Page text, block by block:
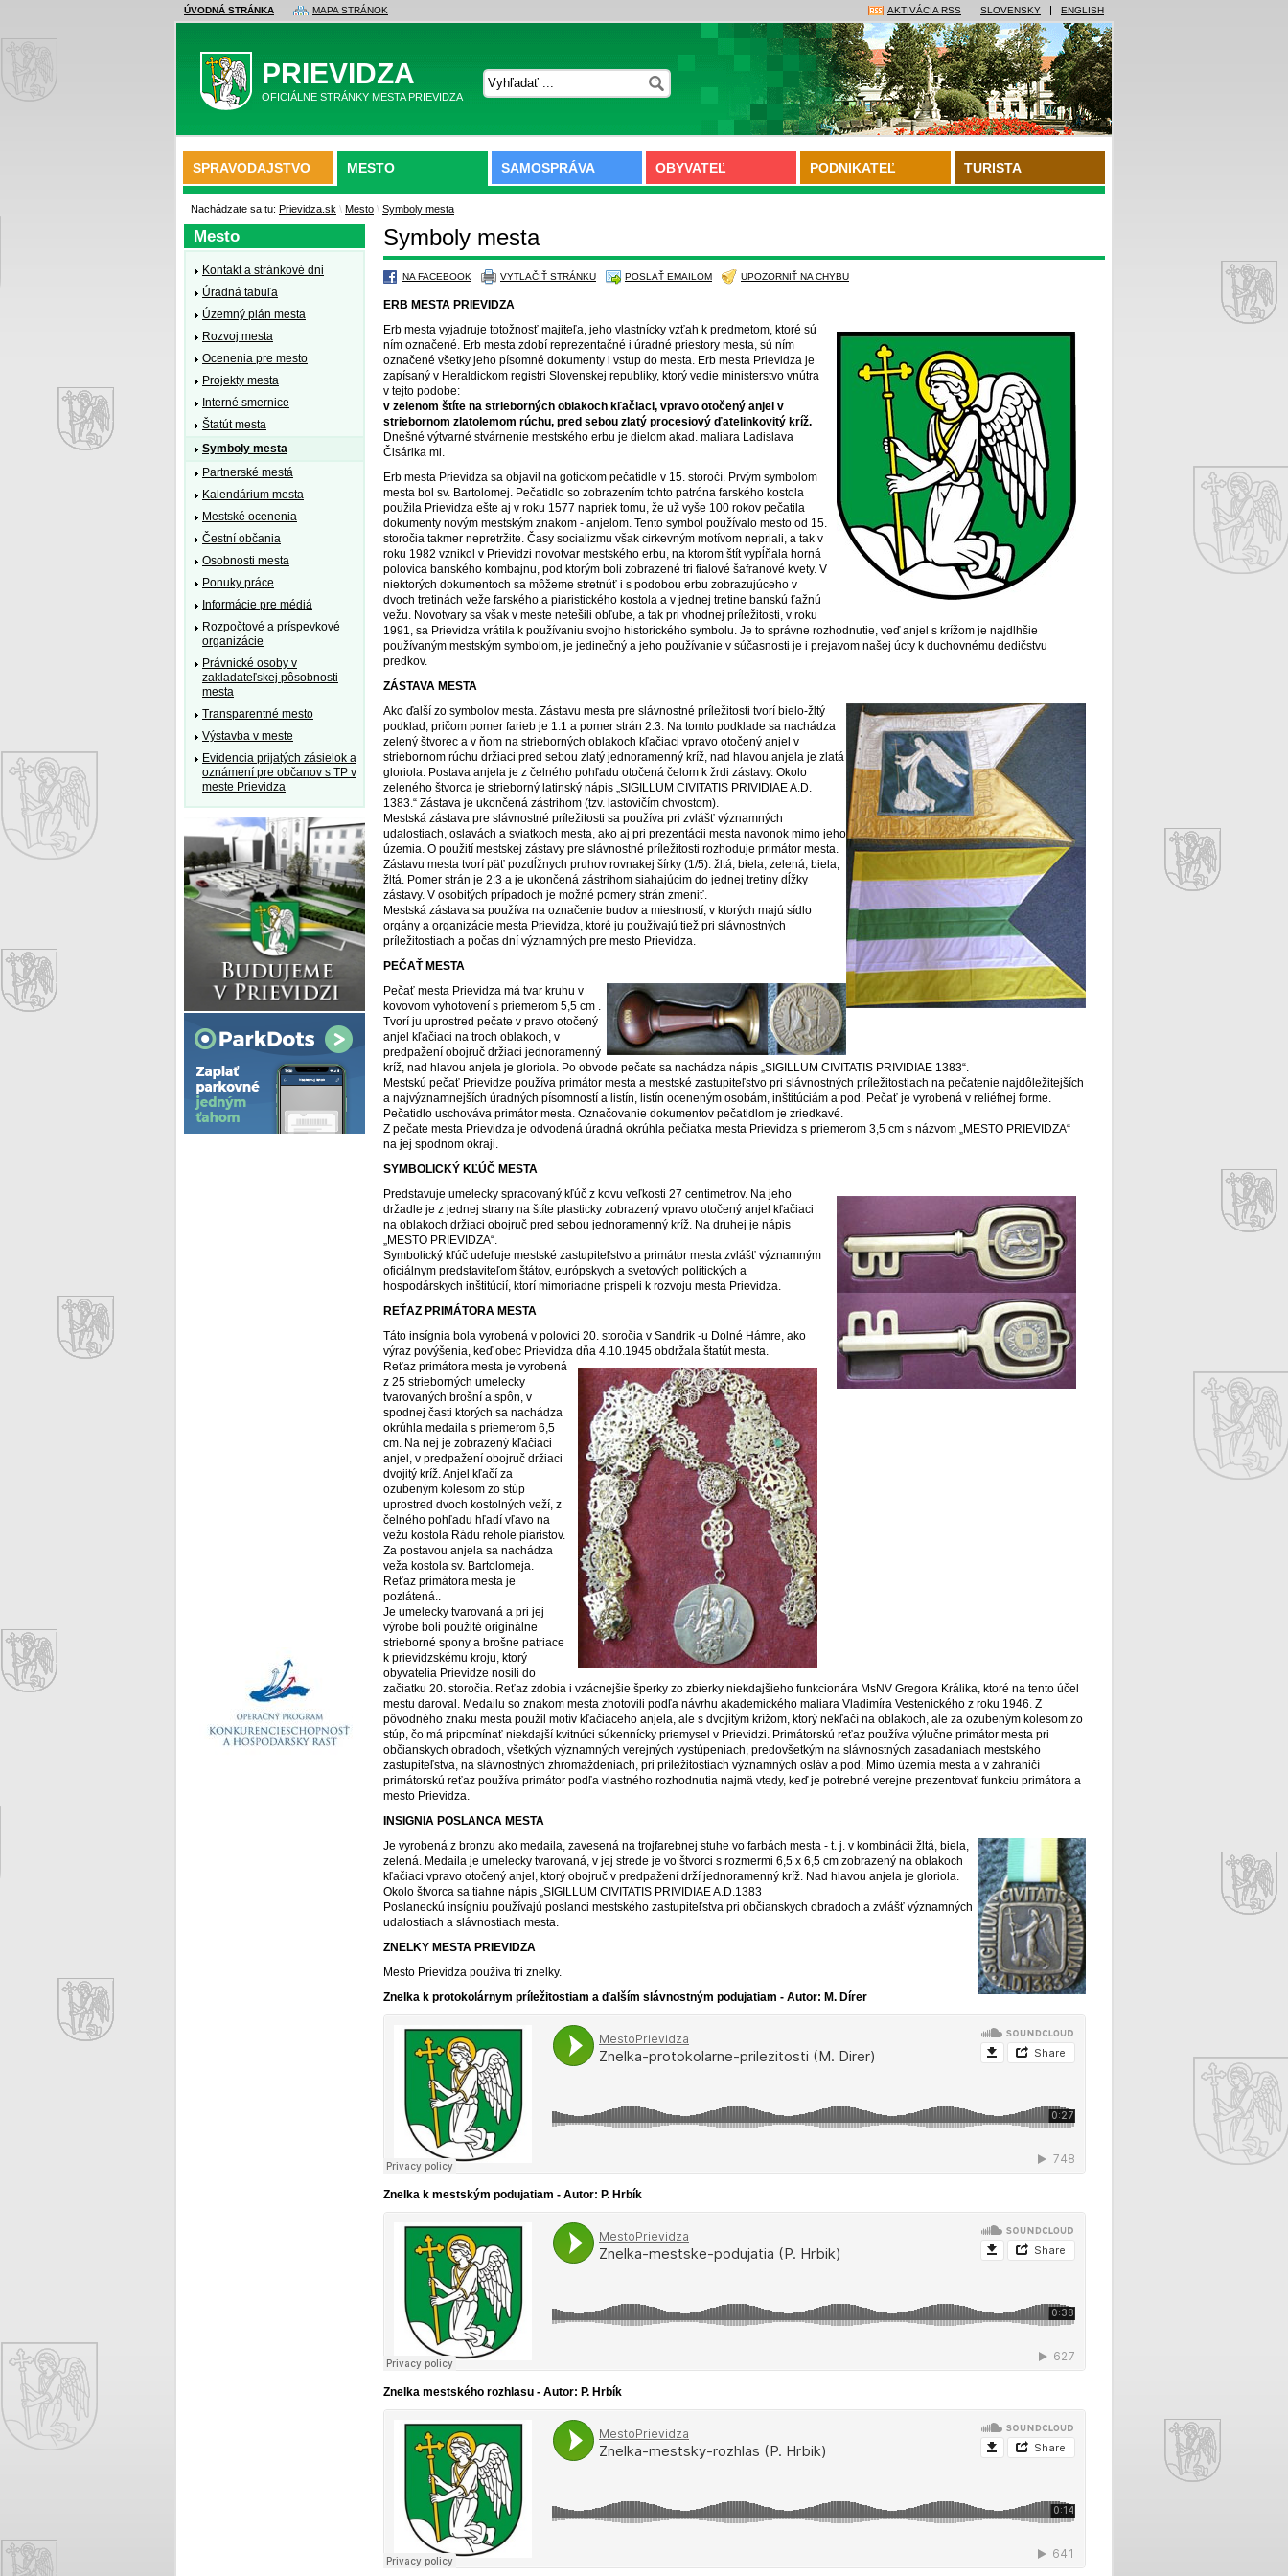
ÚVODNÁ STRÁNKA MAPA STRÁNOK SLOVENSKY ENGLISH
AKTIVÁCIA RSS
PRIEVIDZA
OFICIÁLNE STRÁNKY MESTA PRIEVIDZA
SPRAVODAJSTVO MESTO SAMOSPRÁVA OBYVATEĽ PODNIKATEĽ TURISTA
Nachádzate sa tu: Prievidza.sk \ Mesto \ Symboly mesta
Symboly mesta
NA FACEBOOK VYTLAČIŤ STRÁNKU POSLAŤ EMAILOM UPOZORNIŤ NA CHYBU
ERB MESTA PRIEVIDZA
Erb mesta vyjadruje totožnosť majiteľa, jeho vlastnícky vzťah k predmetom, ktoré sú
ním označené. Erb mesta zdobí reprezentačné i úradné priestory mesta, sú ním
označené všetky jeho písomné dokumenty i vstup do mesta. Erb mesta Prievidza je
zapísaný v Heraldickom registri Slovenskej republiky, ktorý vedie ministerstvo vnútra
v tejto podobe:
v zelenom štíte na strieborných oblakoch kľačiaci, vpravo otočený anjel v
striebornom zlatolemom rúchu, pred sebou zlatý procesiový ďatelinkovitý kríž.
Dnešné výtvarné stvárnenie mestského erbu je dielom akad. maliara Ladislava
Čisárika ml.
Erb mesta Prievidza sa objavil na gotickom pečatidle v 15. storočí. Prvým symbolom
mesta bol sv. Bartolomej. Pečatidlo so zobrazením tohto patróna farského kostola
použila Prievidza ešte aj v roku 1577 napriek tomu, že už vyše 100 rokov pečatila
dokumenty novým mestským znakom - anjelom. Tento symbol používalo mesto od 15.
storočia takmer nepretržite. Časy socializmu však cirkevným motívom nepriali, a tak v
roku 1982 vznikol v Prievidzi novotvar mestského erbu, na ktorom štít vypĺňala horná
polovica banského kombajnu, pod ktorým boli zobrazené tri fialové šafranové kvety. V
niektorých dokumentoch sa môžeme stretnúť i s podobou erbu zobrazujúceho v
dvoch tretinách veže farského a piaristického kostola a v jednej tretine banskú ťažnú
vežu. Novotvary sa však v meste netešili obľube, a tak pri vhodnej príležitosti, v roku
1991, sa Prievidza vrátila k používaniu svojho historického symbolu. Je to správne rozhodnutie, veď anjel s krížom je najdlhšie
používaným mestským symbolom, je jedinečný a jeho používanie v súčasnosti je i prejavom našej úcty k duchovnému dedičstvu
predkov.
ZÁSTAVA MESTA
Ako ďalší zo symbolov mesta. Zástavu mesta pre slávnostné príležitosti tvorí bielo-žltý
podklad, pričom pomer farieb je 1:1 a pomer strán 2:3. Na tomto podklade sa nachádza
zelený štvorec a v ňom na strieborných oblakoch kľačiaci vpravo otočený anjel v
striebornom rúchu držiaci pred sebou zlatý jednoramenný kríž, nad hlavou anjela je zlatá
gloriola. Postava anjela je z čelného pohľadu otočená čelom k žrdi zástavy. Okolo
zeleného štvorca je strieborný latinský nápis „SIGILLUM CIVITATIS PRIVIDIAE A.D.
1383.“ Zástava je ukončená zástrihom (tzv. lastovičím chvostom).
Mestská zástava pre slávnostné príležitosti sa používa pri zvlášť významných
udalostiach, oslavách a sviatkoch mesta, ako aj pri prezentácii mesta navonok mimo jeho
územia. O použití mestskej zástavy pre slávnostné príležitosti rozhoduje primátor mesta.
Zástavu mesta tvorí päť pozdĺžnych pruhov rovnakej šírky (1/5): žltá, biela, zelená, biela,
žltá. Pomer strán je 2:3 a je ukončená zástrihom siahajúcim do jednej tretiny dĺžky
zástavy. V osobitých prípadoch je možné pomery strán zmeniť.
Mestská zástava sa používa na označenie budov a miestností, v ktorých majú sídlo
orgány a organizácie mesta Prievidza, ktoré ju používajú tiež pri slávnostných
príležitostiach a počas dní významných pre mesto Prievidza.
PEČAŤ MESTA
Pečať mesta Prievidza má tvar kruhu v
kovovom vyhotovení s priemerom 5,5 cm .
Tvorí ju uprostred pečate v pravo otočený
anjel kľačiaci na troch oblakoch, v
predpažení obojruč držiaci jednoramenný
kríž, nad hlavou anjela je gloriola. Po obvode pečate sa nachádza nápis „SIGILLUM CIVITATIS PRIVIDIAE 1383“.
Mestskú pečať Prievidze používa primátor mesta a mestské zastupiteľstvo pri slávnostných príležitostiach na pečatenie najdôležitejších
a najvýznamnejších úradných písomností a listín, listín oceneným osobám, inštitúciám a pod. Pečať je vyrobená v reliéfnej forme.
Pečatidlo uschováva primátor mesta. Označovanie dokumentov pečatidlom je zriedkavé.
Z pečate mesta Prievidza je odvodená úradná okrúhla pečiatka mesta Prievidza s priemerom 3,5 cm s názvom „MESTO PRIEVIDZA“
na jej spodnom okraji.
SYMBOLICKÝ KĽÚČ MESTA
Predstavuje umelecky spracovaný kľúč z kovu veľkosti 27 centimetrov. Na jeho
držadle je z jednej strany na štíte plasticky zobrazený vpravo otočený anjel kľačiaci
na oblakoch držiaci obojruč pred sebou jednoramenný kríž. Na druhej je nápis
„MESTO PRIEVIDZA“.
Symbolický kľúč udeľuje mestské zastupiteľstvo a primátor mesta zvlášť významným
oficiálnym predstaviteľom štátov, európskych a svetových politických a
hospodárskych inštitúcií, ktorí mimoriadne prispeli k rozvoju mesta Prievidza.
REŤAZ PRIMÁTORA MESTA
Táto insígnia bola vyrobená v polovici 20. storočia v Sandrik -u Dolné Hámre, ako
výraz povýšenia, keď obec Prievidza dňa 4.10.1945 obdržala štatút mesta.
Reťaz primátora mesta je vyrobená
z 25 strieborných umelecky
tvarovaných brošní a spôn, v
spodnej časti ktorých sa nachádza
okrúhla medaila s priemerom 6,5
cm. Na nej je zobrazený kľačiaci
anjel, v predpažení obojruč držiaci
dvojitý kríž. Anjel kľačí za
ozubeným kolesom zo stúp
uprostred dvoch kostolných veží, z
čelného pohľadu hľadí vľavo na
vežu kostola Rádu rehole piaristov.
Za postavou anjela sa nachádza
veža kostola sv. Bartolomeja.
Reťaz primátora mesta je
pozlátená..
Je umelecky tvarovaná a pri jej
výrobe boli použité originálne
strieborné spony a brošne patriace
k prievidzskému kroju, ktorý
obyvatelia Prievidze nosili do
začiatku 20. storočia. Reťaz zdobia i vzácnejšie šperky zo zbierky niekdajšieho funkcionára MsNV Gregora Králika, ktoré na tento účel
mestu daroval. Medailu so znakom mesta zhotovili podľa návrhu akademického maliara Vladimíra Vestenického z roku 1946. Z
pôvodného znaku mesta použil motív kľačiaceho anjela, ale s dvojitým krížom, ktorý nekľačí na oblakoch, ale za ozubeným kolesom zo
stúp, čo má pripomínať niekdajší kvitnúci súkennícky priemysel v Prievidzi. Primátorskú reťaz používa výlučne primátor mesta pri
občianskych obradoch, všetkých významných verejných vystúpeniach, predovšetkým na slávnostných zasadaniach mestského
zastupiteľstva, na slávnostných zhromaždeniach, pri príležitostiach významných osláv a pod. Mimo územia mesta a v zahraničí
primátorskú reťaz používa primátor podľa vlastného rozhodnutia najmä vtedy, keď je potrebné verejne prezentovať funkciu primátora a
mesto Prievidza.
INSIGNIA POSLANCA MESTA
Je vyrobená z bronzu ako medaila, zavesená na trojfarebnej stuhe vo farbách mesta - t. j. v kombinácii žltá, biela,
zelená. Medaila je umelecky tvarovaná, v jej strede je vo štvorci s rozmermi 6,5 x 6,5 cm zobrazený na oblakoch
kľačiaci vpravo otočený anjel, ktorý obojruč v predpažení drží jednoramenný kríž. Nad hlavou anjela je gloriola.
Okolo štvorca sa tiahne nápis „SIGILLUM CIVITATIS PRIVIDIAE A.D.1383
Poslaneckú insígniu používajú poslanci mestského zastupiteľstva pri občianskych obradoch a zvlášť významných
udalostiach a slávnostiach mesta.
ZNELKY MESTA PRIEVIDZA
Mesto Prievidza používa tri znelky.
Znelka k protokolárnym príležitostiam a ďalším slávnostným podujatiam - Autor: M. Dírer
Znelka k mestským podujatiam - Autor: P. Hrbík
Znelka mestského rozhlasu - Autor: P. Hrbík
Mesto
Kontakt a stránkové dni
Úradná tabuľa
Územný plán mesta
Rozvoj mesta
Ocenenia pre mesto
Projekty mesta
Interné smernice
Štatút mesta
Symboly mesta
Partnerské mestá
Kalendárium mesta
Mestské ocenenia
Čestní občania
Osobnosti mesta
Ponuky práce
Informácie pre médiá
Rozpočtové a príspevkové
organizácie
Právnické osoby v
zakladateľskej pôsobnosti
mesta
Transparentné mesto
Výstavba v meste
Evidencia prijatých zásielok a
oznámení pre občanov s TP v
meste Prievidza